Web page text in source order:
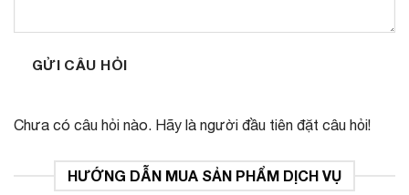
GỬI CÂU HỎI
Chưa có câu hỏi nào. Hãy là người đầu tiên đặt câu hỏi!
HƯỚNG DẪN MUA SẢN PHẨM DỊCH VỤ